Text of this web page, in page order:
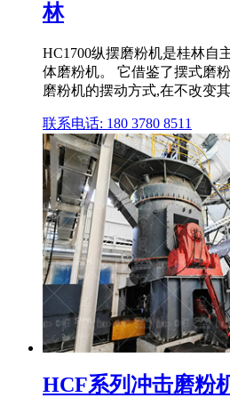
林
HC1700纵摆磨粉机是桂林自
体磨粉机。 它借鉴了摆式磨
磨粉机的摆动方式,在不改变
联系电话: 180 3780 8511
HCF系列冲击磨粉